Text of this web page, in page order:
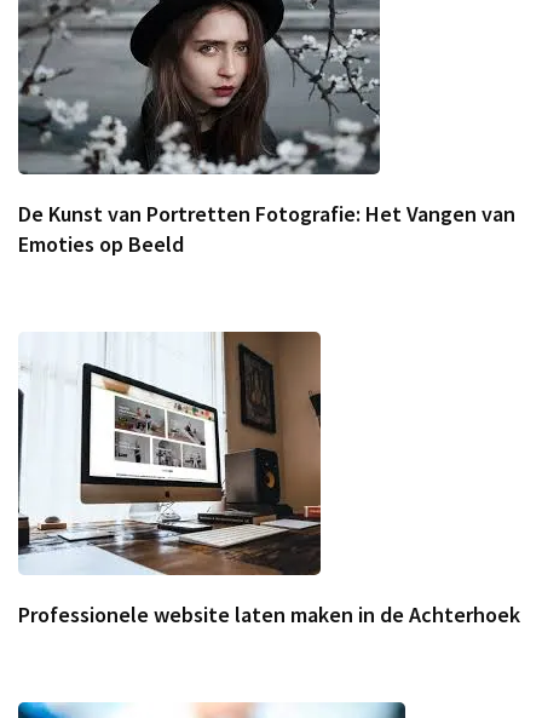
De Kunst van Portretten Fotografie: Het Vangen van
Emoties op Beeld
Professionele website laten maken in de Achterhoek